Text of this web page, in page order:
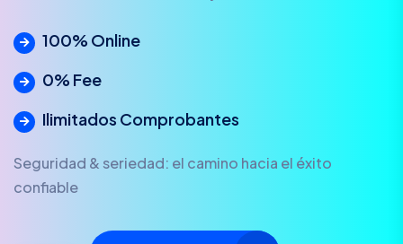
100% Online
0% Fee
Ilimitados Comprobantes
Seguridad & seriedad: el camino hacia el éxito
confiable